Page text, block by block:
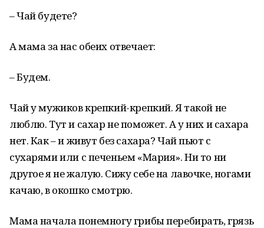
– Чай будете?
А мама за нас обеих отвечает:
– Будем.
Чай у мужиков крепкий-крепкий. Я такой не
люблю. Тут и сахар не поможет. А у них и сахара
нет. Как – и живут без сахара? Чай пьют с
сухарями или с печеньем «Мария». Ни то ни
другое я не жалую. Сижу себе на лавочке, ногами
качаю, в окошко смотрю.
Мама начала понемногу грибы перебирать, грязь